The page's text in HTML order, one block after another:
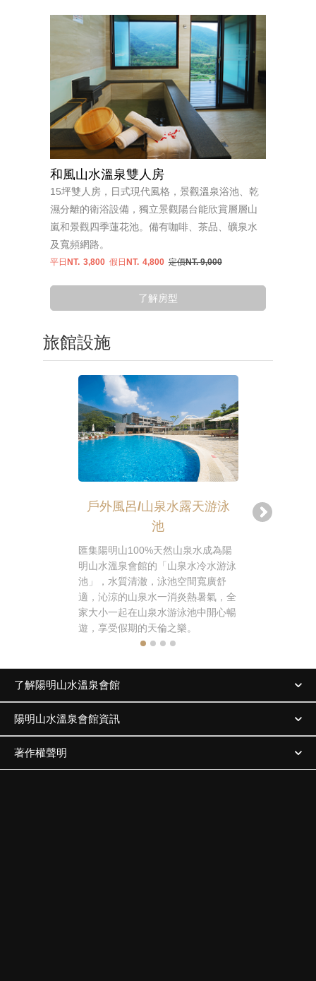
和風山水溫泉雙人房
15坪雙人房，日式現代風格，景觀溫泉浴池、乾
濕分離的衛浴設備，獨立景觀陽台能欣賞層層山
嵐和景觀四季蓮花池。備有咖啡、茶品、礦泉水
及寬頻網路。
平日NT. 3,800 假日NT. 4,800定價NT. 9,000
了解房型
旅館設施
戶外風呂/山泉水露天游泳
池
匯集陽明山100%天然山泉水成為陽
明山水溫泉會館的「山泉水冷水游泳
池」，水質清澈，泳池空間寬廣舒
適，沁涼的山泉水一消炎熱暑氣，全
家大小一起在山泉水游泳池中開心暢
遊，享受假期的天倫之樂。
了解陽明山水溫泉會館
陽明山水溫泉會館資訊
著作權聲明